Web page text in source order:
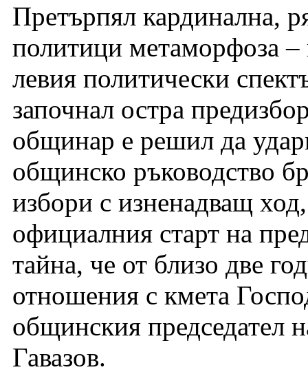
Претърпял кардинална,
политици метаморфоза –
левия политически
започнал остра
общинар е решил да
общинско ръководство
избори с изненадващ
официалния старт на
тайна, че от близо две
отношения с кмета
общинския
Гавазов.